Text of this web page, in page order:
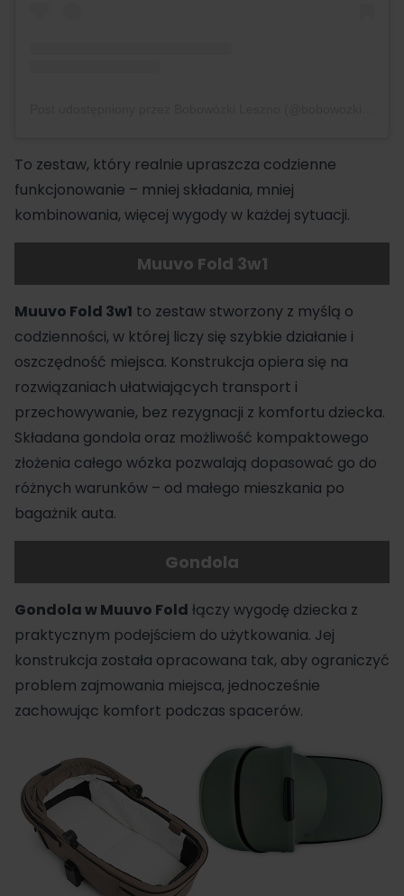
To zestaw, który realnie upraszcza codzienne
funkcjonowanie – mniej składania, mniej
kombinowania, więcej wygody w każdej sytuacji.
Muuvo Fold 3w1
Muuvo Fold 3w1 to zestaw stworzony z myślą o
codzienności, w której liczy się szybkie działanie i
oszczędność miejsca. Konstrukcja opiera się na
rozwiązaniach ułatwiających transport i
przechowywanie, bez rezygnacji z komfortu dziecka.
Składana gondola oraz możliwość kompaktowego
złożenia całego wózka pozwalają dopasować go do
różnych warunków – od małego mieszkania po
bagażnik auta.
Gondola
Gondola w Muuvo Fold łączy wygodę dziecka z
praktycznym podejściem do użytkowania. Jej
konstrukcja została opracowana tak, aby ograniczyć
problem zajmowania miejsca, jednocześnie
zachowując komfort podczas spacerów.